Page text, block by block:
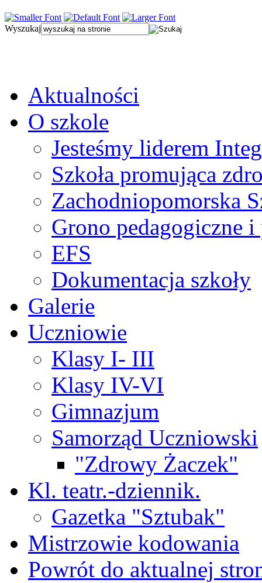
Wyszukaj
Aktualności
O szkole
Jesteśmy liderem
Szkoła promująca
Zachodniopomorska
Grono pedagogiczne
EFS
Dokumentacja szkoły
Galerie
Uczniowie
Klasy I- III
Klasy IV-VI
Gimnazjum
Samorząd Uczniowski
"Zdrowy Żaczek"
Kl. teatr.-dziennik.
Gazetka "Sztubak"
Mistrzowie kodowania
Powrót do aktualnej